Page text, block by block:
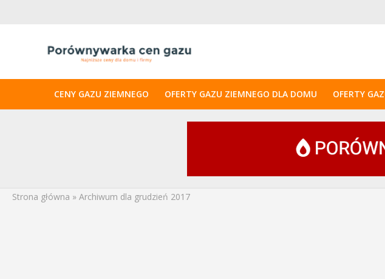
CENY GAZU ZIEMNEGO OFERTY GAZU ZIEMNEGO DLA DOMU OFERTY
Strona główna » Archiwum dla grudzień 2017